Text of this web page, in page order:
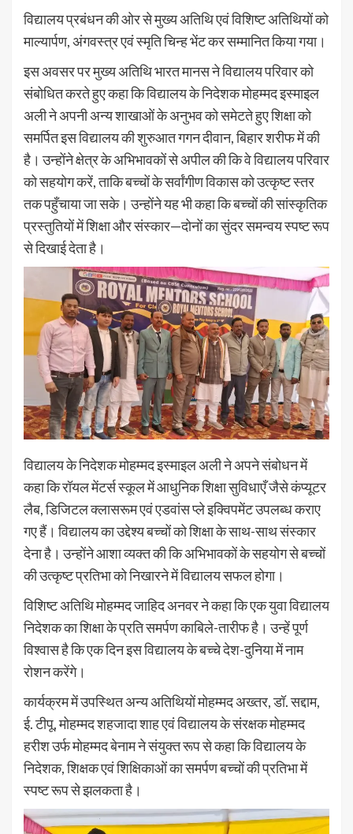
विद्यालय प्रबंधन की ओर से मुख्य अतिथि एवं विशिष्ट अतिथियों को
माल्यार्पण, अंगवस्त्र एवं स्मृति चिन्ह भेंट कर सम्मानित किया गया।
इस अवसर पर मुख्य अतिथि भारत मानस ने विद्यालय परिवार को
संबोधित करते हुए कहा कि विद्यालय के निदेशक मोहम्मद इस्माइल
अली ने अपनी अन्य शाखाओं के अनुभव को समेटते हुए शिक्षा को
समर्पित इस विद्यालय की शुरुआत गगन दीवान, बिहार शरीफ में की
है। उन्होंने क्षेत्र के अभिभावकों से अपील की कि वे विद्यालय परिवार
को सहयोग करें, ताकि बच्चों के सर्वांगीण विकास को उत्कृष्ट स्तर
तक पहुँचाया जा सके। उन्होंने यह भी कहा कि बच्चों की सांस्कृतिक
प्रस्तुतियों में शिक्षा और संस्कार—दोनों का सुंदर समन्वय स्पष्ट रूप
से दिखाई देता है।
विद्यालय के निदेशक मोहम्मद इस्माइल अली ने अपने संबोधन में
कहा कि रॉयल मेंटर्स स्कूल में आधुनिक शिक्षा सुविधाएँ जैसे कंप्यूटर
लैब, डिजिटल क्लासरूम एवं एडवांस प्ले इक्विपमेंट उपलब्ध कराए
गए हैं। विद्यालय का उद्देश्य बच्चों को शिक्षा के साथ-साथ संस्कार
देना है। उन्होंने आशा व्यक्त की कि अभिभावकों के सहयोग से बच्चों
की उत्कृष्ट प्रतिभा को निखारने में विद्यालय सफल होगा।
विशिष्ट अतिथि मोहम्मद जाहिद अनवर ने कहा कि एक युवा विद्यालय
निदेशक का शिक्षा के प्रति समर्पण काबिले-तारीफ है। उन्हें पूर्ण
विश्वास है कि एक दिन इस विद्यालय के बच्चे देश-दुनिया में नाम
रोशन करेंगे।
कार्यक्रम में उपस्थित अन्य अतिथियों मोहम्मद अख्तर, डॉ. सद्दाम,
ई. टीपू, मोहम्मद शहजादा शाह एवं विद्यालय के संरक्षक मोहम्मद
हरीश उर्फ मोहम्मद बेनाम ने संयुक्त रूप से कहा कि विद्यालय के
निदेशक, शिक्षक एवं शिक्षिकाओं का समर्पण बच्चों की प्रतिभा में
स्पष्ट रूप से झलकता है।